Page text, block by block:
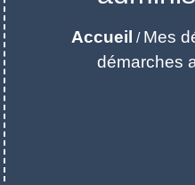
Accueil / Mes
démarches